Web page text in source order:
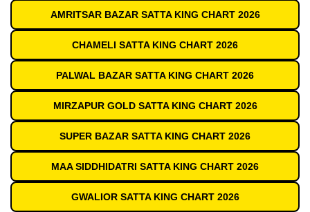
AMRITSAR BAZAR SATTA KING CHART 2026
CHAMELI SATTA KING CHART 2026
PALWAL BAZAR SATTA KING CHART 2026
MIRZAPUR GOLD SATTA KING CHART 2026
SUPER BAZAR SATTA KING CHART 2026
MAA SIDDHIDATRI SATTA KING CHART 2026
GWALIOR SATTA KING CHART 2026